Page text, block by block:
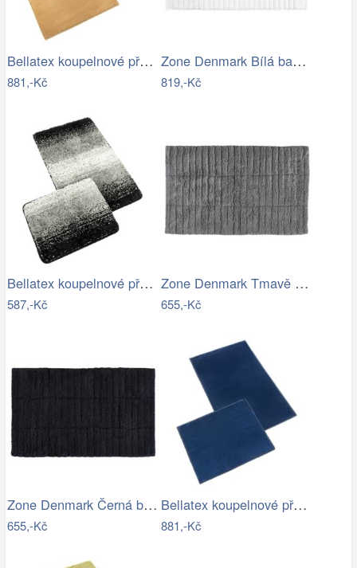
Bellatex koupelnové předložky BANYGOLD…
881,-Kč
Zone Denmark Bílá bavlněná koupelnová…
819,-Kč
Bellatex koupelnové předložky…
587,-Kč
Zone Denmark Tmavě šedá bavlněná…
655,-Kč
Zone Denmark Černá bavlněná koupelnová…
655,-Kč
Bellatex koupelnové předložky BANYGOLD…
881,-Kč